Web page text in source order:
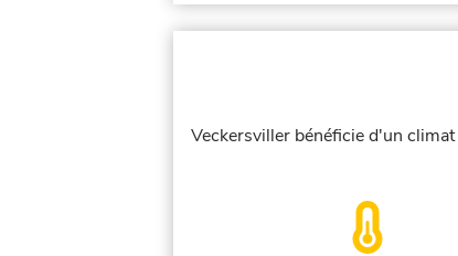
Veckersviller bénéficie d'un